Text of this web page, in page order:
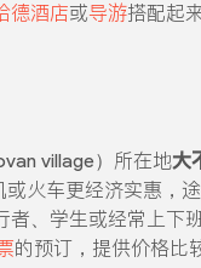
德酒店或导游搭配起
village）所在地大
火车更经济实惠，
、学生或经常上下
的预订，提供价格比